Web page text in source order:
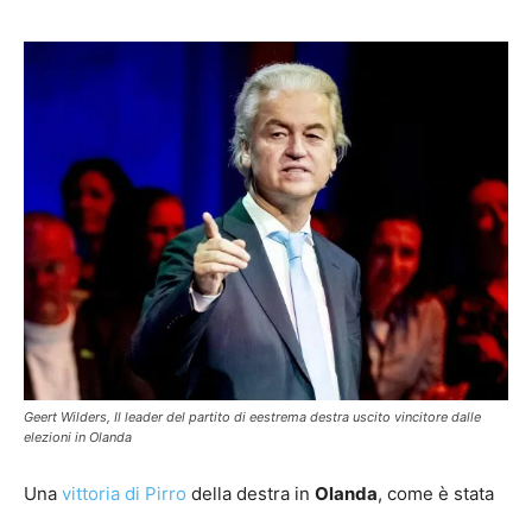
Geert Wilders, Il leader del partito di eestrema destra uscito vincitore dalle
elezioni in Olanda
Una vittoria di Pirro della destra in Olanda, come è stata